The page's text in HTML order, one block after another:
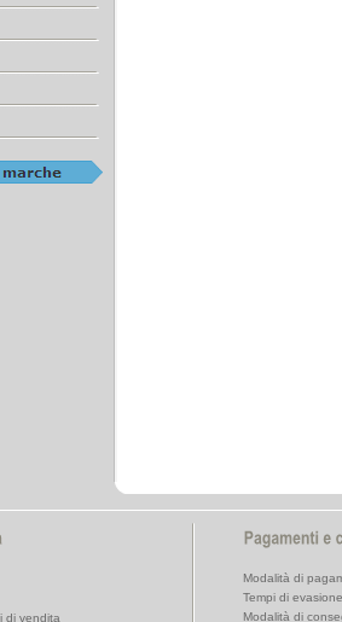
di vendita
Modalità di
Tempi di evasione
Modalità di